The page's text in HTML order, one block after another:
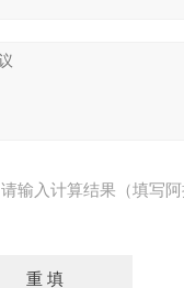
请输入计算结果（填写